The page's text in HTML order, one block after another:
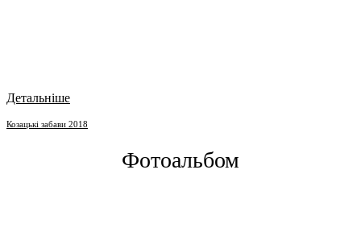
Детальніше
Козацькі забави 2018
Фотоальбом